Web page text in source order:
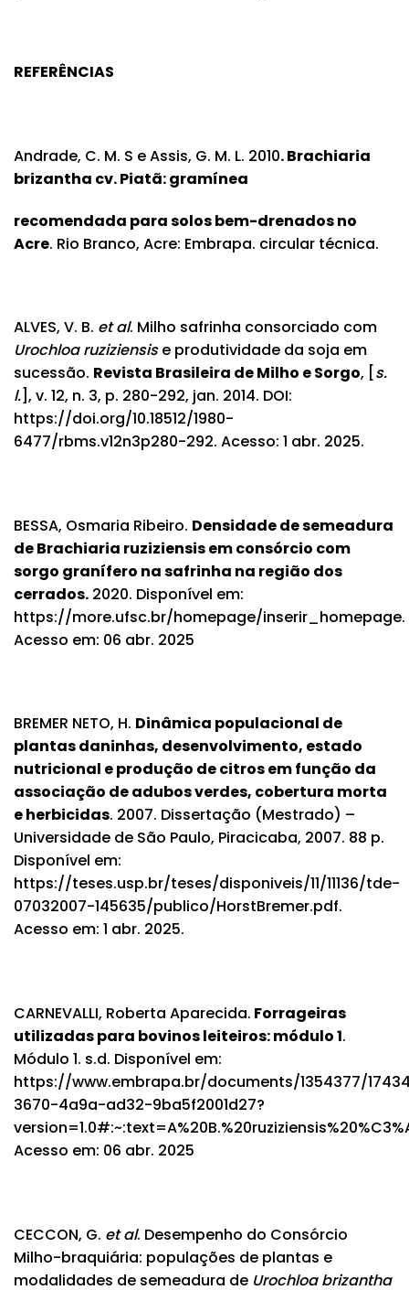
REFERÊNCIAS
Andrade, C. M. S e Assis, G. M. L. 2010. Brachiaria
brizantha cv. Piatã: gramínea
recomendada para solos bem-drenados no
Acre. Rio Branco, Acre: Embrapa. circular técnica.
ALVES, V. B. et al. Milho safrinha consorciado com
Urochloa ruziziensise produtividade da soja em
sucessão. Revista Brasileira de Milho e Sorgo, [s.
l.], v. 12, n. 3, p. 280-292, jan. 2014. DOI:
https://doi.org/10.18512/1980-
6477/rbms.v12n3p280-292. Acesso: 1 abr. 2025.
BESSA, Osmaria Ribeiro. Densidade de semeadura
de Brachiaria ruziziensis em consórcio com
sorgo granífero na safrinha na região dos
cerrados. 2020. Disponível em:
https://more.ufsc.br/homepage/inserir_homepage.
Acesso em: 06 abr. 2025
BREMER NETO, H. Dinâmica populacional de
plantas daninhas, desenvolvimento, estado
nutricional e produção de citros em função da
associação de adubos verdes, cobertura morta
e herbicidas. 2007. Dissertação (Mestrado) –
Universidade de São Paulo, Piracicaba, 2007. 88 p.
Disponível em:
https://teses.usp.br/teses/disponiveis/11/11136/tde-
07032007-145635/publico/HorstBremer.pdf.
Acesso em: 1 abr. 2025.
CARNEVALLI, Roberta Aparecida. Forrageiras
utilizadas para bovinos leiteiros: módulo 1.
Módulo 1. s.d. Disponível em:
https://www.embrapa.br/documents/1354377/
3670-4a9a-ad32-9ba5f2001d27?
Acesso em: 06 abr. 2025
CECCON, G. et al. Desempenho do Consórcio
Milho-braquiária: populações de plantas e
modalidades de semeadura de Urochloa brizantha